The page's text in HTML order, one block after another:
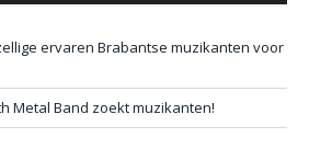
ervaren Brabantse muzikanten voor
Metal Band zoekt muzikanten!